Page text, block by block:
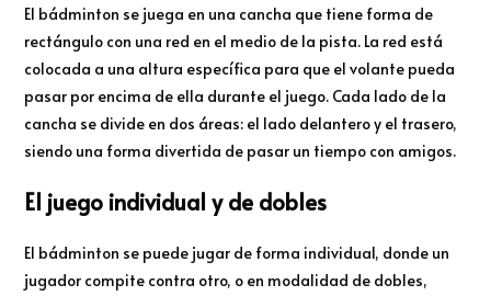
El bádminton se juega en una cancha que tiene forma de
rectángulo con una red en el medio de la pista. La red está
colocada a una altura específica para que el volante pueda
pasar por encima de ella durante el juego. Cada lado de la
cancha se divide en dos áreas: el lado delantero y el trasero,
siendo una forma divertida de pasar un tiempo con amigos.
El juego individual y de dobles
El bádminton se puede jugar de forma individual, donde un
jugador compite contra otro, o en modalidad de dobles,